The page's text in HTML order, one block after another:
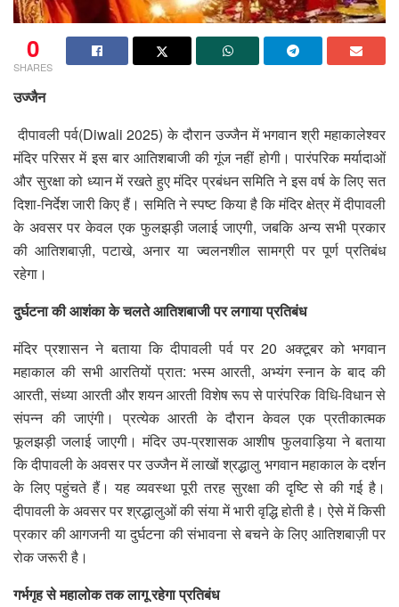
0
SHARES
उज्जैन
दीपावली पर्व(Diwali 2025) के दौरान उज्जैन में भगवान श्री महाकालेश्वर
मंदिर परिसर में इस बार आतिशबाजी की गूंज नहीं होगी। पारंपरिक मर्यादाओं
और सुरक्षा को ध्यान में रखते हुए मंदिर प्रबंधन समिति ने इस वर्ष के लिए सत
दिशा-निर्देश जारी किए हैं। समिति ने स्पष्ट किया है कि मंदिर क्षेत्र में दीपावली
के अवसर पर केवल एक फुलझड़ी जलाई जाएगी, जबकि अन्य सभी प्रकार
की आतिशबाज़ी, पटाखे, अनार या ज्वलनशील सामग्री पर पूर्ण प्रतिबंध
रहेगा।
दुर्घटना की आशंका के चलते आतिशबाजी पर लगाया प्रतिबंध
मंदिर प्रशासन ने बताया कि दीपावली पर्व पर 20 अक्टूबर को भगवान
महाकाल की सभी आरतियों प्रात: भस्म आरती, अभ्यंग स्नान के बाद की
आरती, संध्या आरती और शयन आरती विशेष रूप से पारंपरिक विधि-विधान से
संपन्न की जाएंगी। प्रत्येक आरती के दौरान केवल एक प्रतीकात्मक
फूलझड़ी जलाई जाएगी। मंदिर उप-प्रशासक आशीष फुलवाड़िया ने बताया
कि दीपावली के अवसर पर उज्जैन में लाखों श्रद्धालु भगवान महाकाल के दर्शन
के लिए पहुंचते हैं। यह व्यवस्था पूरी तरह सुरक्षा की दृष्टि से की गई है।
दीपावली के अवसर पर श्रद्धालुओं की संया में भारी वृद्धि होती है। ऐसे में किसी
प्रकार की आगजनी या दुर्घटना की संभावना से बचने के लिए आतिशबाज़ी पर
रोक जरूरी है।
गर्भगृह से महालोक तक लागू रहेगा प्रतिबंध